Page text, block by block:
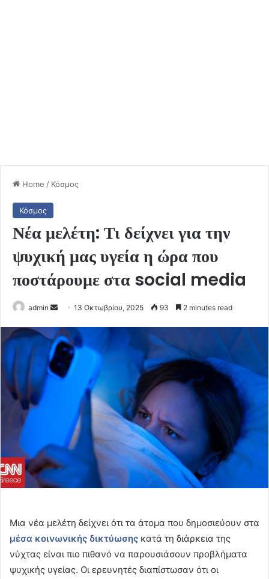
Home / Κόσμος
Κόσμος
Νέα μελέτη: Τι δείχνει για την
ψυχική μας υγεία η ώρα που
ποστάρουμε στα social media
admin
Send
email
13 Οκτωβρίου, 2025 93 2 minutes read
Μια νέα μελέτη δείχνει ότι τα άτομα που δημοσιεύουν στα
μέσα κοινωνικής δικτύωσης κατά τη διάρκεια της
νύχτας είναι πιο πιθανό να παρουσιάσουν προβλήματα
ψυχικής υγείας. Οι ερευνητές διαπίστωσαν ότι οι